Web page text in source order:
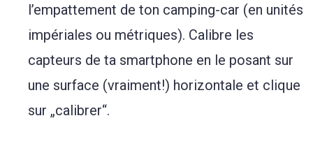
l’empattement de ton camping-car (en unités
impériales ou métriques). Calibre les
capteurs de ta smartphone en le posant sur
une surface (vraiment!) horizontale et clique
sur „calibrer“.